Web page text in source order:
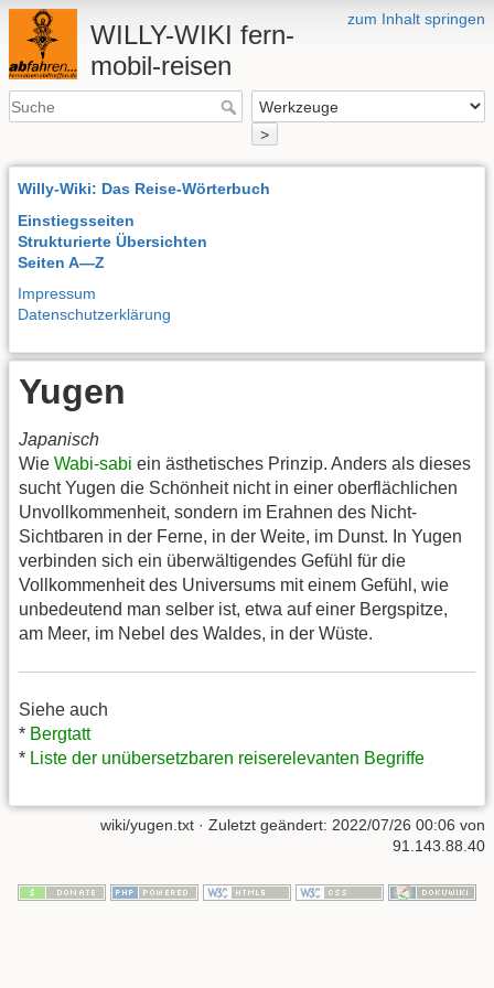
zum Inhalt springen
WILLY-WIKI fern-
mobil-reisen
>
Willy-Wiki: Das Reise-Wörterbuch
Einstiegsseiten
Strukturierte Übersichten
Seiten A—Z
Impressum
Datenschutzerklärung
Yugen
Japanisch
Wie Wabi-sabi ein ästhetisches Prinzip. Anders als dieses
sucht Yugen die Schönheit nicht in einer oberflächlichen
Unvollkommenheit, sondern im Erahnen des Nicht-
Sichtbaren in der Ferne, in der Weite, im Dunst. In Yugen
verbinden sich ein überwältigendes Gefühl für die
Vollkommenheit des Universums mit einem Gefühl, wie
unbedeutend man selber ist, etwa auf einer Bergspitze,
am Meer, im Nebel des Waldes, in der Wüste.
Siehe auch
* Bergtatt
* Liste der unübersetzbaren reiserelevanten Begriffe
wiki/yugen.txt · Zuletzt geändert: 2022/07/26 00:06 von
91.143.88.40